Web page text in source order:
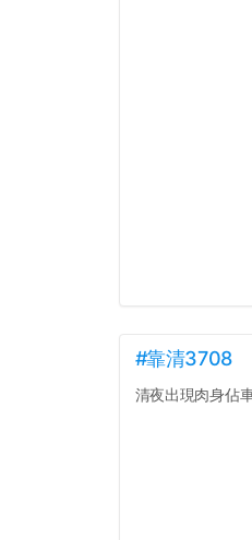
#靠清3708
清夜出現肉身佔